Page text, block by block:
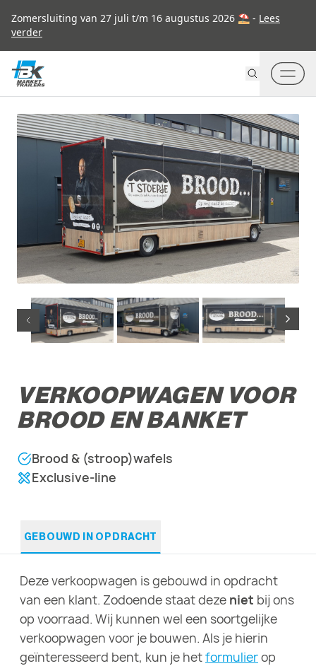
Zomersluiting van 27 juli t/m 16 augustus 2026 ⛱ - Lees
verder
VERKOOPWAGEN VOOR
BROOD EN BANKET
Brood & (stroop)wafels
Exclusive-line
GEBOUWD IN OPDRACHT
Deze verkoopwagen is gebouwd in opdracht
van een klant. Zodoende staat deze niet bij ons
op voorraad. Wij kunnen wel een soortgelijke
verkoopwagen voor je bouwen. Als je hierin
geïnteresseerd bent, kun je hetformulierop